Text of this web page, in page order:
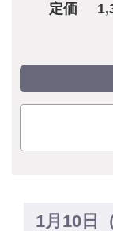
定価
1月10日